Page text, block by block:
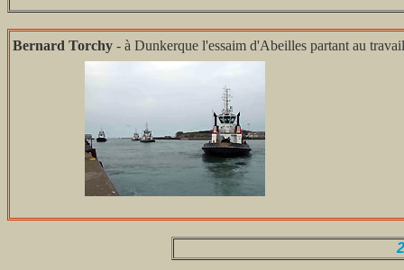
Bernard Torchy - à Dunkerque l'essaim d'Abeilles partant au travail